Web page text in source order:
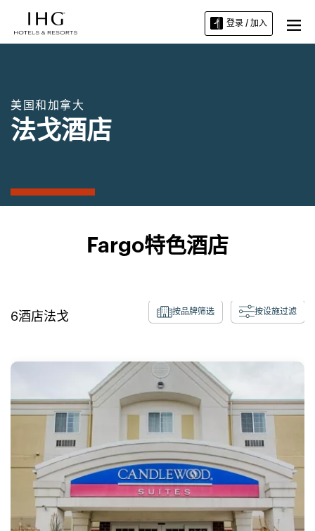
登录 / 加入
美国和加拿大
法戈酒店
Fargo特色酒店
6酒店法戈 按品牌筛选 按设施过滤